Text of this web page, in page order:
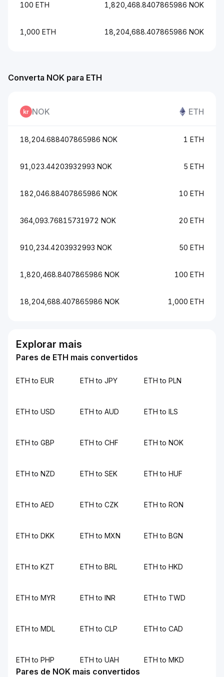
100 ETH 1,820,468.8407865986 NOK
1,000 ETH 18,204,688.407865986 NOK
Converta NOK para ETH
NOK ETH
18,204.688407865986 NOK 1 ETH
91,023.44203932993 NOK 5 ETH
182,046.88407865986 NOK 10 ETH
364,093.76815731972 NOK 20 ETH
910,234.4203932993 NOK 50 ETH
1,820,468.8407865986 NOK 100 ETH
18,204,688.407865986 NOK 1,000 ETH
Explorar mais
Pares de ETH mais convertidos
ETH to EUR ETH to JPY ETH to PLN
ETH to USD ETH to AUD ETH to ILS
ETH to GBP ETH to CHF ETH to NOK
ETH to NZD ETH to SEK ETH to HUF
ETH to AED ETH to CZK ETH to RON
ETH to DKK ETH to MXN ETH to BGN
ETH to KZT ETH to BRL ETH to HKD
ETH to MYR ETH to INR ETH to TWD
ETH to MDL ETH to CLP ETH to CAD
ETH to PHP ETH to UAH ETH to MKD
Pares de NOK mais convertidos